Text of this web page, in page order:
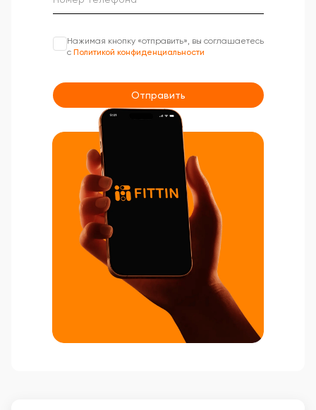
Нажимая кнопку «отправить», вы соглашаетесь
с Политикой конфиденциальности
Отправить